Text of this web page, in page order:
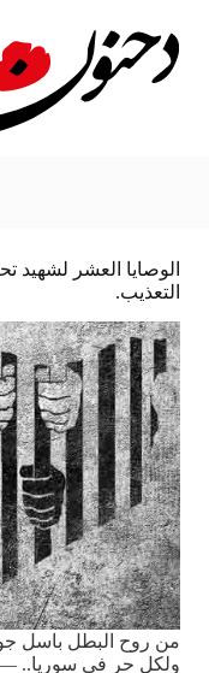
المحتوى
الوصايا العشر لشهيد
التعذيب.
من روح البطل باسل
ولكل حر في سوريا..